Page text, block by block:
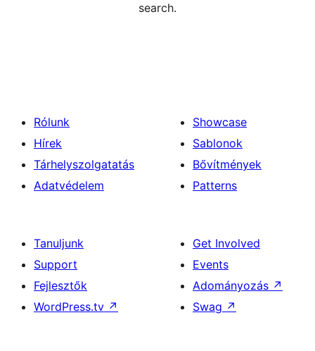
search.
Rólunk
Hírek
Tárhelyszolgatatás
Adatvédelem
Showcase
Sablonok
Bővítmények
Patterns
Tanuljunk
Support
Fejlesztők
WordPress.tv ↗
Get Involved
Events
Adományozás ↗
Swag ↗